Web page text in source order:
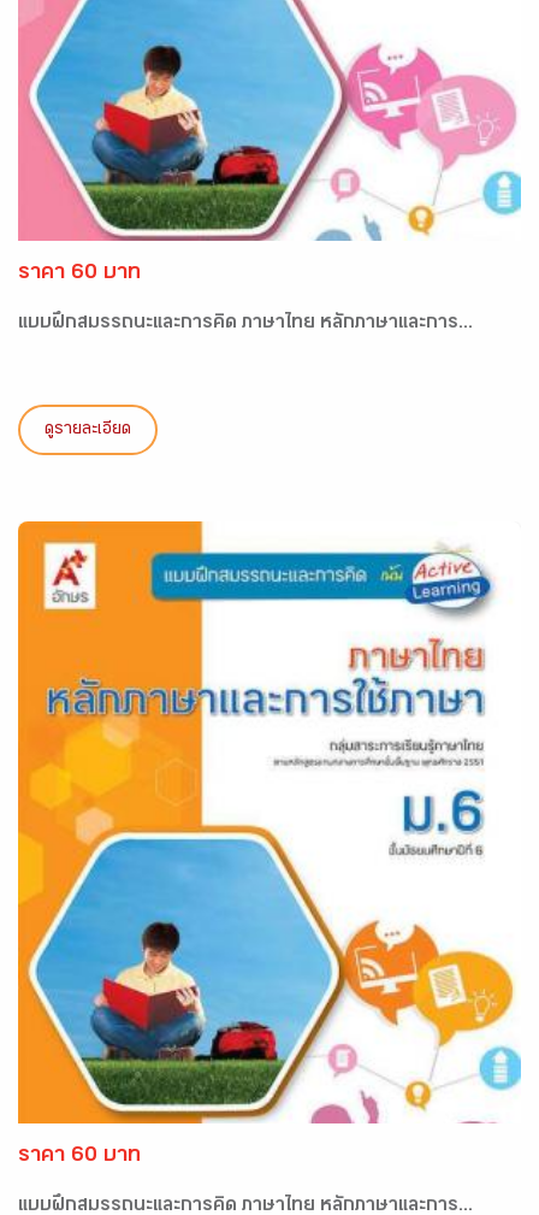
ราคา 60 บาท
แบบฝึกสมรรถนะและการคิด ภาษาไทย หลักภาษาและการ...
ดูรายละเอียด
ราคา 60 บาท
แบบฝึกสมรรถนะและการคิด ภาษาไทย หลักภาษาและการ...